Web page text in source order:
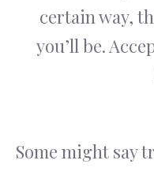
certain way,
you’ll be.
Some might say